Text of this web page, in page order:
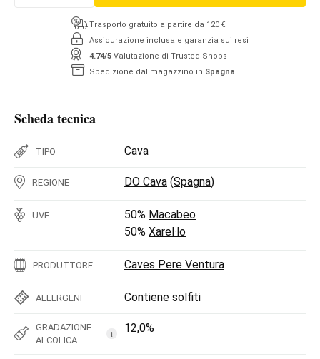
Trasporto gratuito a partire da 120 €
Assicurazione inclusa e garanzia sui resi
4.74/5 Valutazione di Trusted Shops
Spedizione dal magazzino in Spagna
Scheda tecnica
TIPO Cava
REGIONE DO Cava (Spagna)
UVE 50% Macabeo
50% Xarel·lo
PRODUTTORE Caves Pere Ventura
ALLERGENI Contiene solfiti
GRADAZIONE
ALCOLICA
i 12,0%